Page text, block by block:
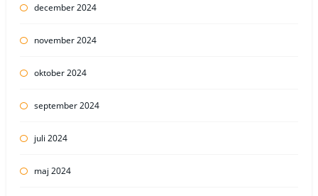
december 2024
november 2024
oktober 2024
september 2024
juli 2024
maj 2024